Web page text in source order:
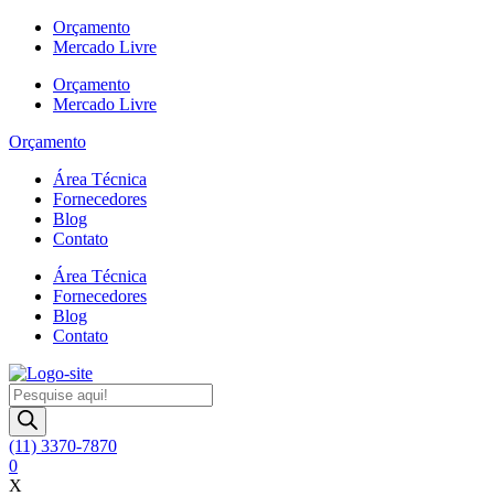
para
conteúdo
Orçamento
Mercado Livre
Orçamento
Mercado Livre
Orçamento
Área Técnica
Fornecedores
Blog
Contato
Área Técnica
Fornecedores
Blog
Contato
Pesquisar
produtos
(11) 3370-7870
0
X